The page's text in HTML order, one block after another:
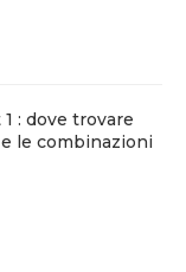
: dove trovare
le combinazioni